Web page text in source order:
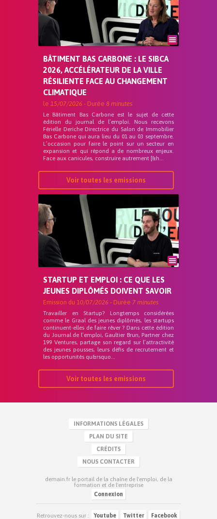
BÂTIMENT BAS CARBONE : LE SIBCA
2026, ACCÉLÉRATEUR DE LA VILLE
RÉSILIENTE FACE AU CHANGEMENT
CLIMATIQUE
le 15/07/2026 - Durée 8 minutes
Le Bâtiment Bas Carbone est le sujet de cette
édition du journal de l’emploi. Nous recevons
Férielle Deriche Directrice du Salon de Immobilier
Bas Carbone qui aura lieu du 01 au 03 septembre.
L’occasion pour faire le point sur un secteur en
expansion et qui répond a de nombreux enjeux.
Face aux canicules, construire autrement [&h...
Voir toutes les emissions
STARTUP ET EMPLOI : CE QUE LES
JEUNES DIPLÔMÉS DOIVENT SAVOIR
Emission du 10/07/2026 - Durée 7 minutes
Travailler en Startup? Longtemps considérées
comme le Graal des jeunes diplômés, les startups
continuent-elles de faire rêver ? Dans cette édition
du Journal de l’emploi, Gaultier Brun, Partner chez
199 Ventures, partage son regard sur l’attractivité
des jeunes pousses, leurs défis de recrutement et
les opportunités qu&rsquo...
Voir toutes les emissions
INFORMATIONS LÉGALES
PLAN DU SITE
CRÉDITS
NOUS CONTACTER
demain.fr le portail de la chaîne de l'emploi, de la
formation et de l'entreprise
Connexion
Retrouvez-nous sur : Youtube Twitter Facebook